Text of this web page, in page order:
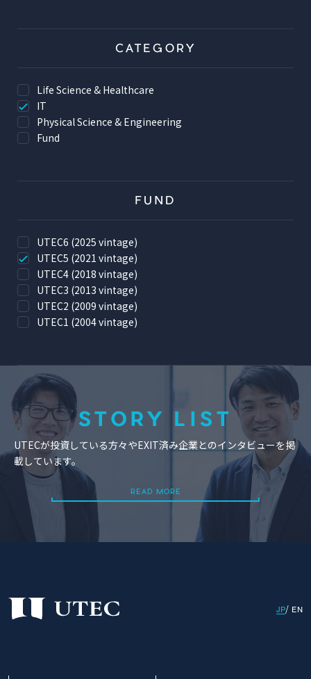
CATEGORY
Life Science & Healthcare
IT
Physical Science & Engineering
Fund
FUND
UTEC6 (2025 vintage)
UTEC5 (2021 vintage)
UTEC4 (2018 vintage)
UTEC3 (2013 vintage)
UTEC2 (2009 vintage)
UTEC1 (2004 vintage)
STORY LIST
UTECが投資している方々やEXIT済み企業とのインタビューを掲
載しています。
READ MORE
READ MORE
JP EN